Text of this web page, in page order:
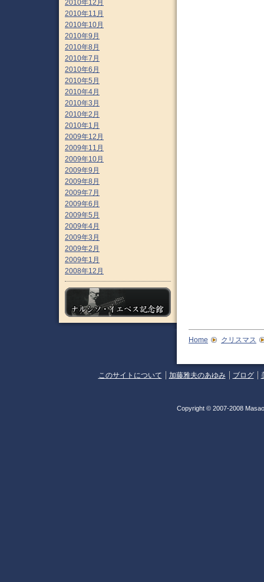
2010年12月
2010年11月
2010年10月
2010年9月
2010年8月
2010年7月
2010年6月
2010年5月
2010年4月
2010年3月
2010年2月
2010年1月
2009年12月
2009年11月
2009年10月
2009年9月
2009年8月
2009年7月
2009年6月
2009年5月
2009年4月
2009年3月
2009年2月
2009年1月
2008年12月
Home クリスマス
このサイトについて 加藤雅夫のあゆみ ブログ
Copyright © 2007-2008